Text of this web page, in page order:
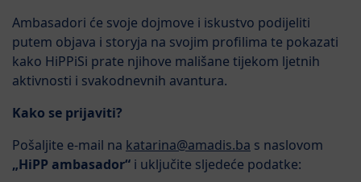
Ambasadori će svoje dojmove i iskustvo podijeliti
putem objava i storyja na svojim profilima te pokazati
kako HiPPiSi prate njihove mališane tijekom ljetnih
aktivnosti i svakodnevnih avantura.
Kako se prijaviti?
Pošaljite e-mail na katarina@amadis.ba s naslovom
„HiPP ambasador“ i uključite sljedeće podatke: